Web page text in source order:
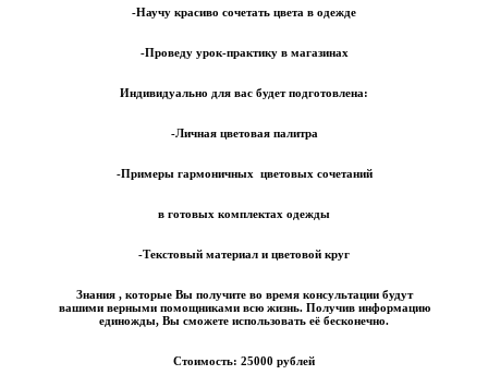
-Научу красиво сочетать цвета в одежде
-Проведу урок-практику в магазинах
Индивидуально для вас будет подготовлена:
-Личная цветовая палитра
-Примеры гармоничных цветовых сочетаний
в готовых комплектах одежды
-Текстовый материал и цветовой круг
Знания , которые Вы получите во время консультации будут
вашими верными помощниками всю жизнь. Получив информацию
единожды, Вы сможете использовать её бесконечно.
Стоимость: 25000 рублей